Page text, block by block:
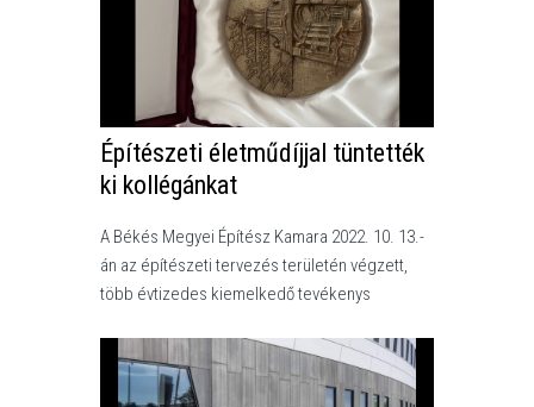
Építészeti életműdíjjal tüntették
ki kollégánkat
A Békés Megyei Építész Kamara 2022. 10. 13.-
án az építészeti tervezés területén végzett,
több évtizedes kiemelkedő tevékenys